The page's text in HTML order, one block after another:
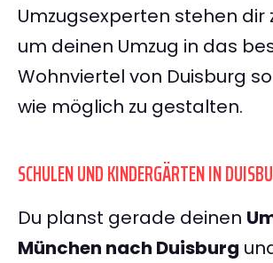
Umzugsexperten stehen dir
um deinen Umzug in das
Wohnviertel von Duisburg
wie möglich zu gestalten.
SCHULEN UND KINDERGÄRTEN IN
Du planst gerade deinen
München nach Duisburg